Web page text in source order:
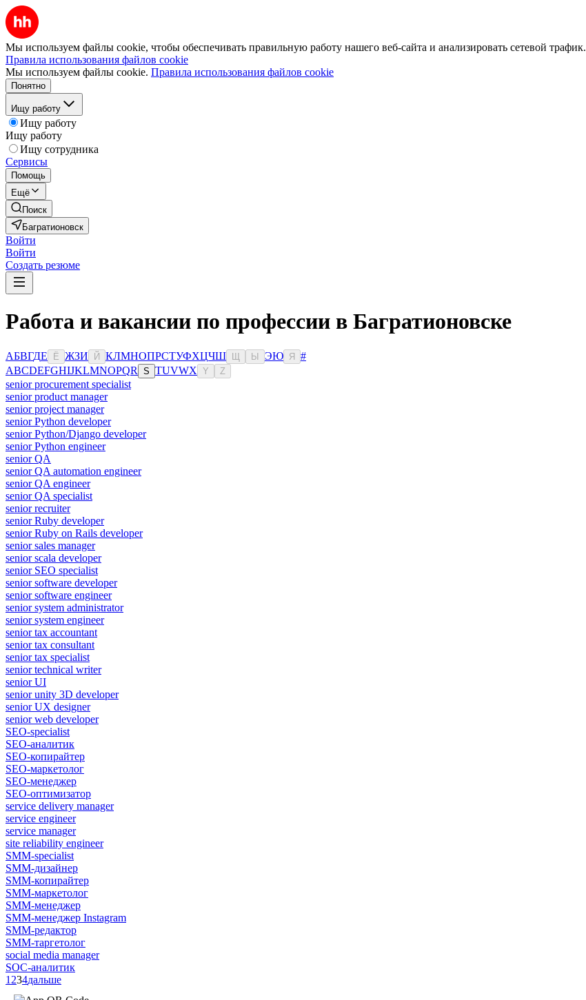
Мы используем файлы cookie, чтобы обеспечивать правильную работу нашего веб-сайта и анализировать сетевой трафик.
Правила использования файлов cookie
Мы используем файлы cookie. Правила использования файлов cookie
Понятно
Ищу работу
Ищу работу
Ищу работу
Ищу сотрудника
Сервисы
Помощь
Ещё
Поиск
Багратионовск
Войти
Войти
Создать резюме
Работа и вакансии по профессии в Багратионовске
АБВГДЕ Ё ЖЗИ Й КЛМНОПРСТУФХЦЧШ Ы ЭЮ Я
#
ABCDEFGHIJKLMNOPQR S TUVWX Y Z
senior procurement specialist
senior product manager
senior project manager
senior Python developer
senior Python/Django developer
senior Python engineer
senior QA
senior QA automation engineer
senior QA engineer
senior QA specialist
senior recruiter
senior Ruby developer
senior Ruby on Rails developer
senior sales manager
senior scala developer
senior SEO specialist
senior software developer
senior software engineer
senior system administrator
senior system engineer
senior tax accountant
senior tax consultant
senior tax specialist
senior technical writer
senior UI
senior unity 3D developer
senior UX designer
senior web developer
SEO-specialist
SEO-аналитик
SEO-копирайтер
SEO-маркетолог
SEO-менеджер
SEO-оптимизатор
service delivery manager
service engineer
service manager
site reliability engineer
SMM-specialist
SMM-дизайнер
SMM-копирайтер
SMM-маркетолог
SMM-менеджер
SMM-менеджер Instagram
SMM-редактор
SMM-таргетолог
social media manager
SOC-аналитик
1 234дальше